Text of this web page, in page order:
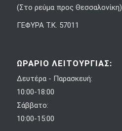
(Στο ρεύμα προς Θεσσαλονίκη)
ΓΕΦΥΡΑ Τ.Κ. 57011
ΩΡΑΡΙΟ ΛΕΙΤΟΥΡΓΙΑΣ:
Δευτέρα - Παρασκευή:
10:00-18:00
Σάββατο:
10:00-15:00